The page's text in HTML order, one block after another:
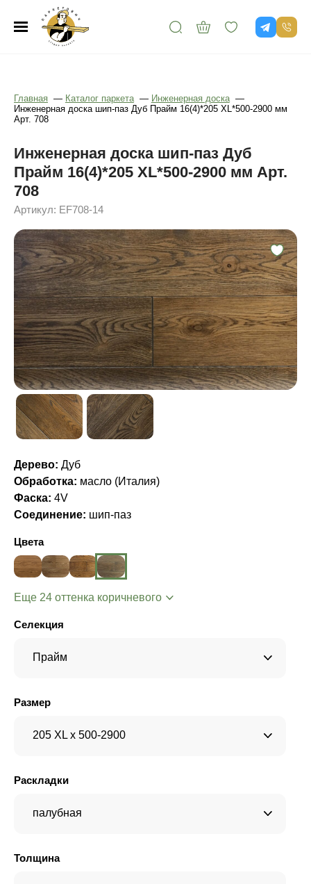
Главная — Каталог паркета — Инженерная доска —
Инженерная доска шип-паз Дуб Прайм 16(4)*205 XL*500-2900 мм
Арт. 708
Инженерная доска шип-паз Дуб
Прайм 16(4)*205 XL*500-2900 мм Арт.
708
Артикул: EF708-14
Дерево: Дуб
Обработка: масло (Италия)
Фаска: 4V
Соединение: шип-паз
Цвета
Еще 24 оттенка коричневого
Селекция
Прайм
Размер
205 XL x 500-2900
Раскладки
палубная
Толщина